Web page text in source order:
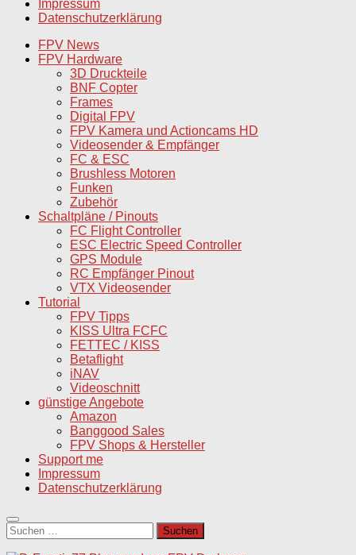
Impressum
Datenschutzerklärung
FPV News
FPV Hardware
3D Druckteile
BNF Copter
Frames
Digital FPV
FPV Kamera und Actioncams HD
Videosender & Empfänger
FC & ESC
Brushless Motoren
Funken
Zubehör
Schaltpläne / Pinouts
FC Flight Controller
ESC Electric Speed Controller
GPS Module
RC Empfänger Pinout
VTX Videosender
Tutorial
FPV Tipps
KISS Ultra FCFC
FETTEC / KISS
Betaflight
iNAV
Videoschnitt
günstige Angebote
Amazon
Banggood Sales
FPV Shops & Hersteller
Support me
Impressum
Datenschutzerklärung
Suchen
nach: